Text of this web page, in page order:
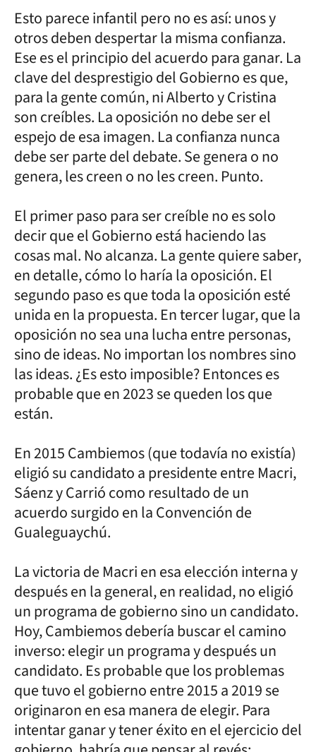
Esto parece infantil pero no es así: unos y
otros deben despertar la misma confianza.
Ese es el principio del acuerdo para ganar. La
clave del desprestigio del Gobierno es que,
para la gente común, ni Alberto y Cristina
son creíbles. La oposición no debe ser el
espejo de esa imagen. La confianza nunca
debe ser parte del debate. Se genera o no
genera, les creen o no les creen. Punto.
El primer paso para ser creíble no es solo
decir que el Gobierno está haciendo las
cosas mal. No alcanza. La gente quiere saber,
en detalle, cómo lo haría la oposición. El
segundo paso es que toda la oposición esté
unida en la propuesta. En tercer lugar, que la
oposición no sea una lucha entre personas,
sino de ideas. No importan los nombres sino
las ideas. ¿Es esto imposible? Entonces es
probable que en 2023 se queden los que
están.
En 2015 Cambiemos (que todavía no existía)
eligió su candidato a presidente entre Macri,
Sáenz y Carrió como resultado de un
acuerdo surgido en la Convención de
Gualeguaychú.
La victoria de Macri en esa elección interna y
después en la general, en realidad, no eligió
un programa de gobierno sino un candidato.
Hoy, Cambiemos debería buscar el camino
inverso: elegir un programa y después un
candidato. Es probable que los problemas
que tuvo el gobierno entre 2015 a 2019 se
originaron en esa manera de elegir. Para
intentar ganar y tener éxito en el ejercicio del